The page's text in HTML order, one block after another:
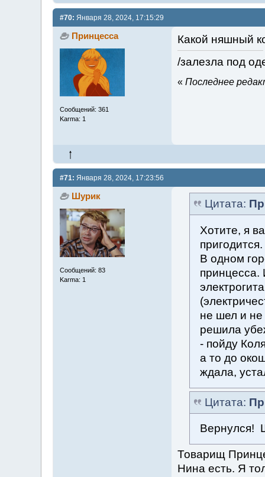
#70: Января 28, 2024, 17:15:29
Принцесса
Сообщений: 361
Karma: 1
Какой няшный
/залезла под
« Последнее
#71: Января 28, 2024, 17:23:56
Шурик
Сообщений: 83
Karma: 1
Цитата:
Хотите, я
пригодится.
В одном
принцесса.
не шел и не
решила
- пойду
а то до
ждала,
Цитата:
Вернулся!
Товарищ
Нина есть. Я